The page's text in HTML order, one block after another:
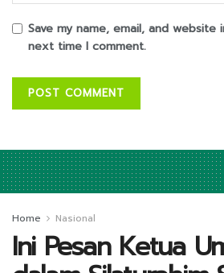
Save my name, email, and
next time I comment.
Home Nasional
Ini Pesan Ketua